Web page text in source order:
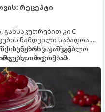
რეცეპტი
კი C
ნამდვილი საბადოა.
დროს სასარგებლო
ამიტომ, ამ
საუკეთესო გზა
გარეშე.
ბუნებრივ, კაშკაშა
თვისებას.